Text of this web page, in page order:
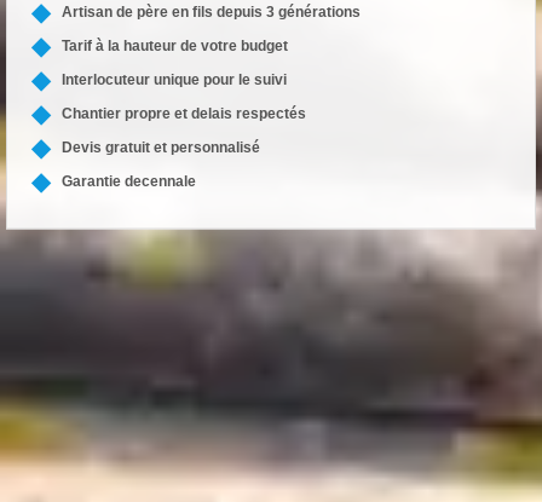
Artisan de père en fils depuis 3 générations
Tarif à la hauteur de votre budget
Interlocuteur unique pour le suivi
Chantier propre et delais respectés
Devis gratuit et personnalisé
Garantie decennale